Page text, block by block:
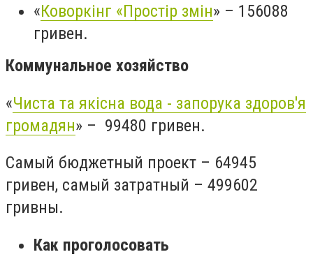
«Коворкінг «Простір змін» – 156088
гривен.
Коммунальное хозяйство
«Чиста та якісна вода - запорука здоров'я
громадян» – 99480 гривен.
Самый бюджетный проект – 64945
гривен, самый затратный – 499602
гривны.
Как проголосовать